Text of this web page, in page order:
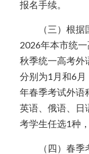
报名手续。
（三）根据国
2026年本市统
秋季统一高考外
分别为1月和6
年春季考试外语
英语、俄语、日
考学生任选1种
（四）春季考